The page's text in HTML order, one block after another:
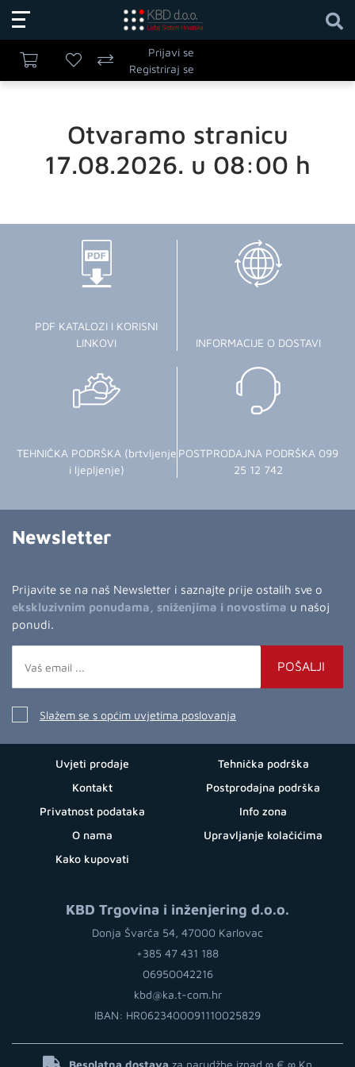
Prijavi se
Registriraj se
Otvaramo stranicu
17.08.2026. u 08:00 h
PDF KATALOZI I KORISNI
LINKOVI
INFORMACIJE O DOSTAVI
TEHNIČKA PODRŠKA (brtvljenje
i ljepljenje)
POSTPRODAJNA PODRŠKA 099
25 12 742
Newsletter
Prijavite se na naš Newsletter i saznajte prije ostalih sve o
ekskluzivnim ponudama, sniženjima i novostima u našoj
ponudi.
POŠALJI
Slažem se s općim uvjetima poslovanja
Uvjeti prodaje
Kontakt
Privatnost podataka
O nama
Kako kupovati
Tehnička podrška
Postprodajna podrška
Info zona
Upravljanje kolačićima
KBD Trgovina i inženjering d.o.o.
Donja Švarča 54, 47000 Karlovac
+385 47 431 188
06950042216
kbd@ka.t-com.hr
IBAN: HR0623400091110025829
Besplatna dostava za narudžbe iznad ∞ € ∞ Kn